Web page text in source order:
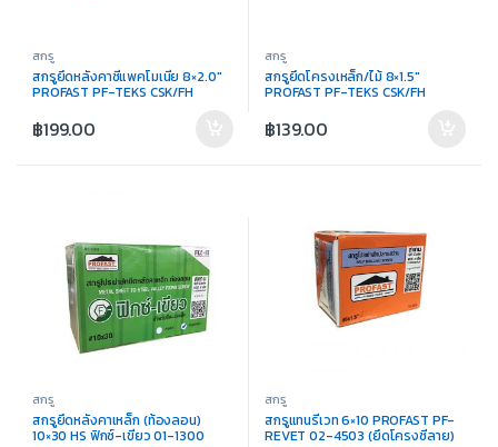
สกรู
สกรูยึดหลังคาซีแพคโมเนีย 8×2.0″
PROFAST PF-TEKS CSK/FH
฿199.00
สกรู
สกรูยึดโครงเหล็ก/ไม้ 8×1.5″
PROFAST PF-TEKS CSK/FH
฿139.00
สกรู
สกรูยึดหลังคาเหล็ก (ท้องลอน)
10×30 HS ฟิกซ์-เขียว 01-1300
สกรู
สกรูแทนรีเวท 6×10 PROFAST PF-
REVET 02-4503 (ยึดโครงซีลาย)